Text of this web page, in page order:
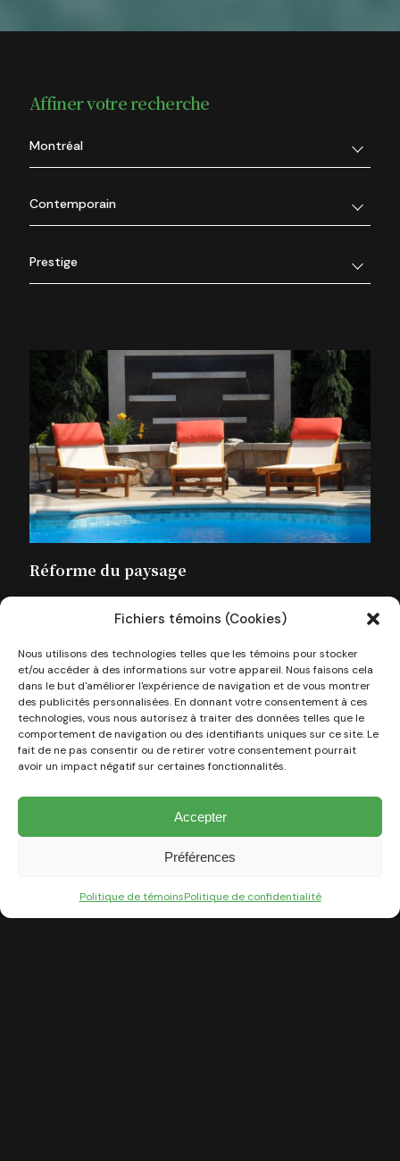
Fichiers témoins (Cookies)
Nous utilisons des technologies telles que les témoins pour stocker
et/ou accéder à des informations sur votre appareil. Nous faisons cela
dans le but d'améliorer l'expérience de navigation et de vous montrer
des publicités personnalisées. En donnant votre consentement à ces
technologies, vous nous autorisez à traiter des données telles que le
comportement de navigation ou des identifiants uniques sur ce site. Le
fait de ne pas consentir ou de retirer votre consentement pourrait
avoir un impact négatif sur certaines fonctionnalités.
Accepter
Préférences
Politique de témoinsPolitique de confidentialité
Affiner votre recherche
Montréal
Contemporain
Prestige
Réforme du paysage
Splendeur